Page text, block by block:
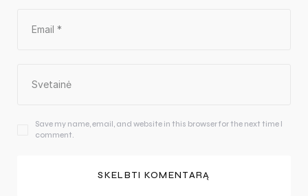
Save my name, email, and website in this browser for the next time I
comment.